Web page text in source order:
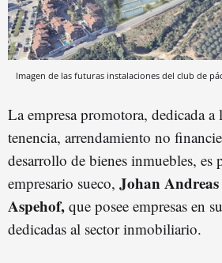
Imagen de las futuras instalaciones del club de
La empresa promotora, dedicada a
tenencia, arrendamiento no
desarrollo de bienes inmuebles, es
empresario sueco, Johan
Aspehof, que posee empresas en
dedicadas al sector inmobiliario.